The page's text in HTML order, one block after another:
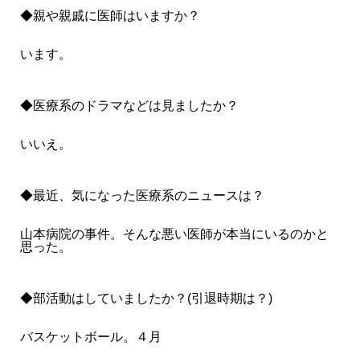
◆親や親戚に医師はいますか？
います。
◆医療系のドラマなどは見ましたか？
いいえ。
◆最近、気になった医療系のニュースは？
山本病院の事件。そんな悪い医師が本当にいるのかと
思った。
◆部活動はしていましたか？(引退時期は？)
バスケットボール。４月